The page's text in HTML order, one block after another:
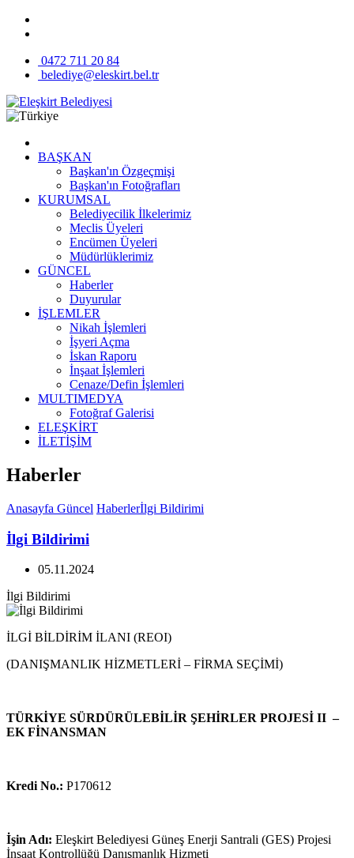
0472 711 20 84
belediye@eleskirt.bel.tr
BAŞKAN
Başkan'ın Özgeçmişi
Başkan'ın Fotoğrafları
KURUMSAL
Belediyecilik İlkelerimiz
Meclis Üyeleri
Encümen Üyeleri
Müdürlüklerimiz
GÜNCEL
Haberler
Duyurular
İŞLEMLER
Nikah İşlemleri
İşyeri Açma
İskan Raporu
İnşaat İşlemleri
Cenaze/Defin İşlemleri
MULTIMEDYA
Fotoğraf Galerisi
ELEŞKİRT
İLETİŞİM
Haberler
Anasayfa Güncel Haberlerİlgi Bildirimi
İlgi Bildirimi
05.11.2024
İlgi Bildirimi
İLGİ BİLDİRİM İLANI (REOI)
(DANIŞMANLIK HİZMETLERİ – FİRMA SEÇİMİ)
TÜRKİYE SÜRDÜRÜLEBİLİR ŞEHİRLER PROJESİ II –
EK FİNANSMAN
Kredi No.: P170612
İşin Adı: Eleşkirt Belediyesi Güneş Enerji Santrali (GES) Projesi
İnşaat Kontrollüğü Danışmanlık Hizmeti